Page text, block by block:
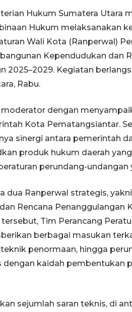
Hukum Sumatera Utara
Hukum melaksanakan
Wali Kota (Ranperwal)
Kependudukan dan
2025–2029. Kegiatan
Rabu.
dengan
Kota Pematangsiantar.
sinergi antara pemerintah
produk hukum daerah
perundang-undangan
dua Ranperwal strategis,
Rencana Penanggulangan
Tim Perancang
berbagai masukan
penormaan, hingga
dengan kaidah pembentukan
sejumlah saran teknis, di